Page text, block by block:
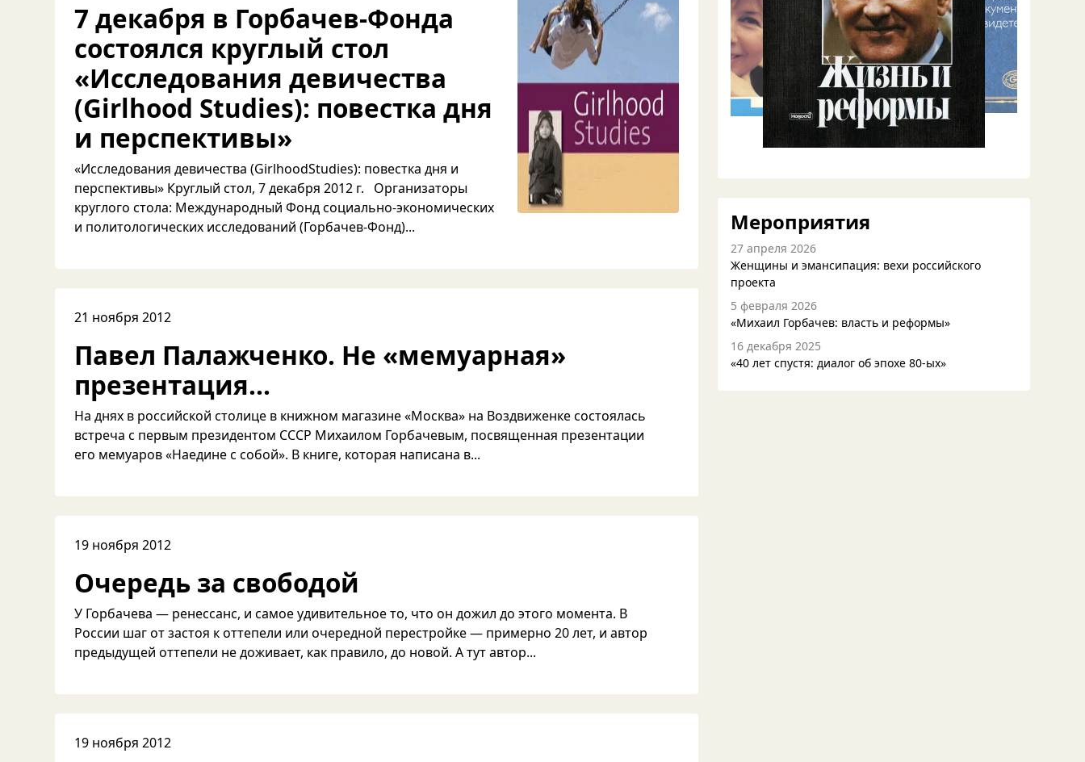
7 декабря в Горбачев-Фонда
состоялся круглый стол
«Исследования девичества
(Girlhood Studies): повестка дня
и перспективы»
«Исследования девичества (GirlhoodStudies): повестка дня и
перспективы» Круглый стол, 7 декабря 2012 г. Организаторы
круглого стола: Международный Фонд социально-экономических
и политологических исследований (Горбачев-Фонд)...
21 ноября 2012
Павел Палажченко. Не «мемуарная»
презентация...
На днях в российской столице в книжном магазине «Москва» на Воздвиженке состоялась
встреча с первым президентом СССР Михаилом Горбачевым, посвященная презентации
его мемуаров «Наедине с собой». В книге, которая написана в...
19 ноября 2012
Очередь за свободой
У Горбачева — ренессанс, и самое удивительное то, что он дожил до этого момента. В
России шаг от застоя к оттепели или очередной перестройке — примерно 20 лет, и автор
предыдущей оттепели не доживает, как правило, до новой. А тут автор...
19 ноября 2012
Мероприятия
27 апреля 2026
Женщины и эмансипация: вехи российского
проекта
5 февраля 2026
«Михаил Горбачев: власть и реформы»
16 декабря 2025
«40 лет спустя: диалог об эпохе 80-ых»